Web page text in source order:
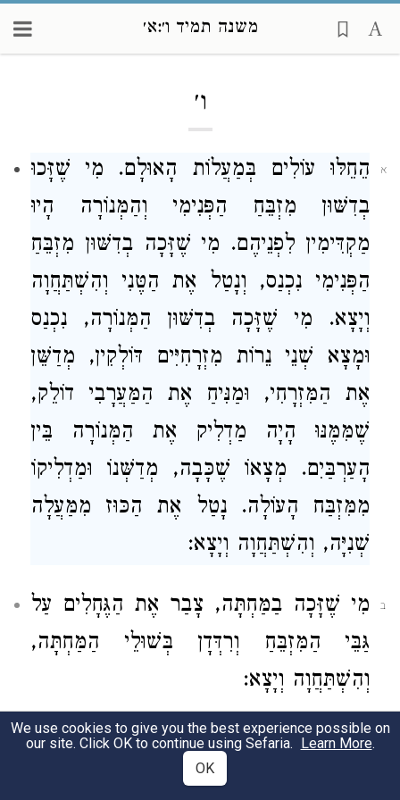
משנה תמיד ו׳:א׳
ו׳
א
הֵחֵלּוּ עוֹלִים בְּמַעֲלוֹת הָאוּלָם. מִי שֶׁזָּכוּ
בְדִשּׁוּן מִזְבֵּחַ הַפְּנִימִי וְהַמְּנוֹרָה הָיוּ
מַקְדִּימִין לִפְנֵיהֶם. מִי שֶׁזָּכָה בְדִשּׁוּן מִזְבֵּחַ
הַפְּנִימִי נִכְנַס, וְנָטַל אֶת הַטֶּנִי וְהִשְׁתַּחֲוָה
וְיָצָא. מִי שֶׁזָּכָה בְדִשּׁוּן הַמְּנוֹרָה, נִכְנַס
וּמָצָא שְׁנֵי נֵרוֹת מִזְרָחִיִּים דּוֹלְקִין, מְדַשֵּׁן
אֶת הַמִּזְרָחִי, וּמַנִּיחַ אֶת הַמַּעֲרָבִי דוֹלֵק,
שֶׁמִּמֶּנּוּ הָיָה מַדְלִיק אֶת הַמְּנוֹרָה בֵּין
הָעַרְבַּיִם. מְצָאוֹ שֶׁכָּבָה, מְדַשְּׁנוֹ וּמַדְלִיקוֹ
מִמִּזְבַּח הָעוֹלָה. נָטַל אֶת הַכּוּז מִמַּעֲלָה
שְׁנִיָּה, וְהִשְׁתַּחֲוָה וְיָצָא:
ב
מִי שֶׁזָּכָה בַמַּחְתָּה, צָבַר אֶת הַגֶּחָלִים עַל
גַּבֵּי הַמִּזְבֵּחַ וְרִדְּדָן בְּשׁוּלֵי הַמַּחְתָּה,
וְהִשְׁתַּחֲוָה וְיָצָא:
מִי שֶׁזָּכָה בַקְּטֹרֶת, הָיָה נוֹטֵל אֶת הַבָּזָךְ
מִתּוֹךְ הַכַּף וְנוֹתְנוֹ לְאוֹהֲבוֹ אוֹ לִקְרוֹבוֹ.
We use cookies to give you the best experience possible on
our site. Click OK to continue using Sefaria. Learn More.
OK